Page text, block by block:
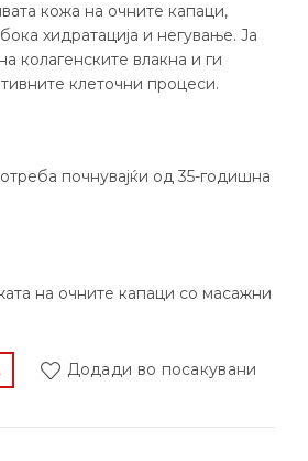
кожа на очните капаци,
хидратација и негување. Ја
колагенските влакна и ги
клеточни процеси.
почнувајќи од 35-годишна
на очните капаци со масажни
Додади во посакувани